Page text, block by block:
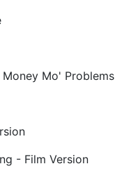
Mo' Problems
- Film Version